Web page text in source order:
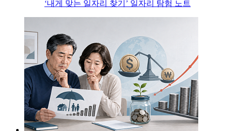
‘내게 맞는 일자리 찾기’ 일자리 탐험 노트